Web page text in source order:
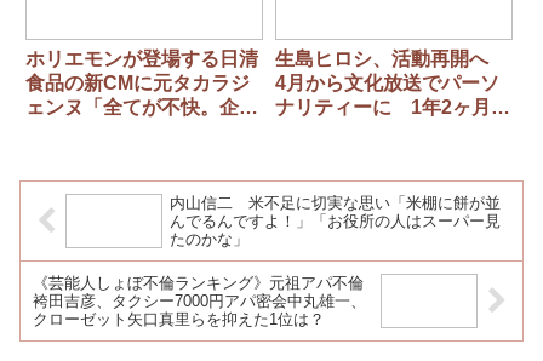
ホリエモンが登場する日清
食品の新CMに元タカラジ
ェンヌ「全てが不快。企業
生島ヒロシ、活動再開へ
4月から文化放送でパーソ
ナリティーに 1年2ヶ月の
内山信二 米不足に切実な思い「米棚に餅が並
んでるんですよ！」「お役所の人はスーパー見
たのかな」
《芸能人しょぼ不倫ランキング》元祖アパ不倫
袴田吉彦、タクシー7000円アパ密会中丸雄一、
クローゼット矢口真里らを抑えた1位は？